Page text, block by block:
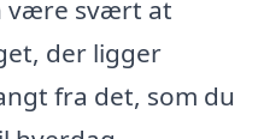
være svært at
der ligger
fra det, som du